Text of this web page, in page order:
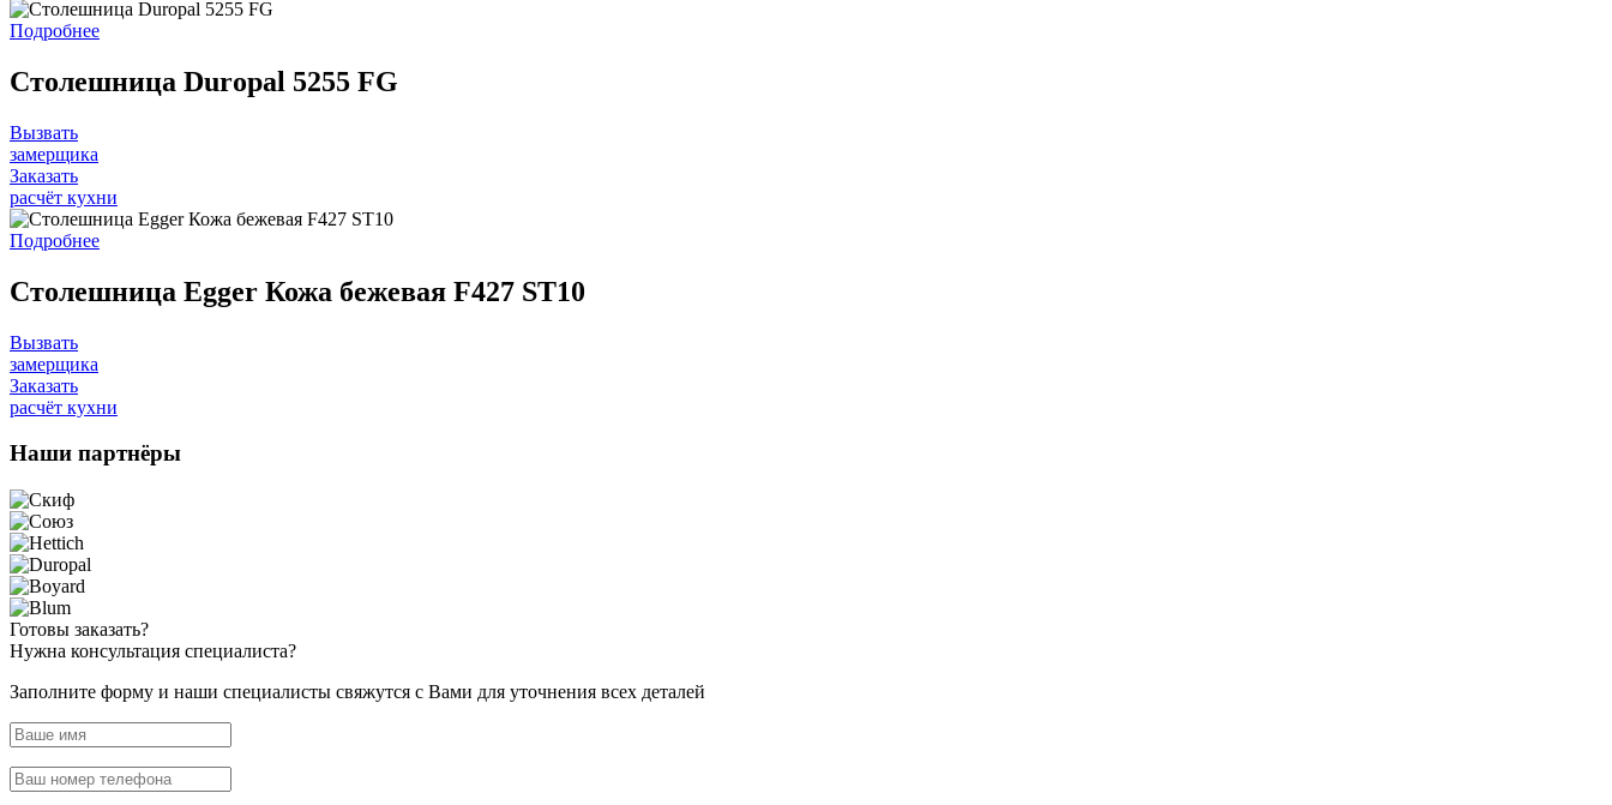
Подробнее
Столешница Duropal 5255 FG
Вызвать
замерщика
Заказать
расчёт кухни
Подробнее
Столешница Egger Кожа бежевая F427 ST10
Вызвать
замерщика
Заказать
расчёт кухни
Наши партнёры
Готовы заказать?
Нужна консультация специалиста?
Заполните форму и наши специалисты свяжутся с Вами для уточнения всех деталей